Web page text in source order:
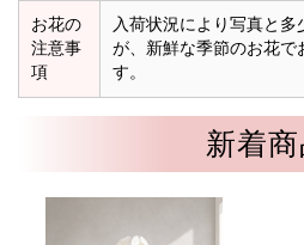
お花の
注意事
項
入荷状況により写真と
が、新鮮な季節のお花で
す。
新着商